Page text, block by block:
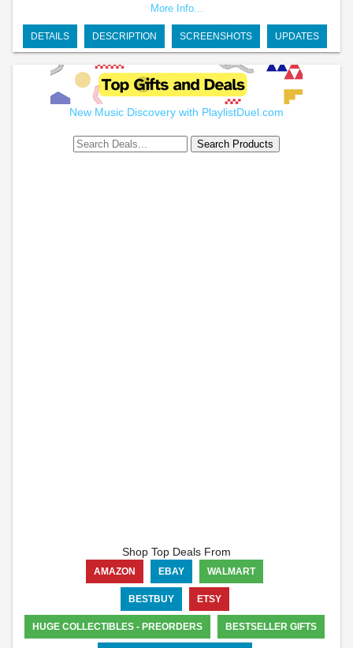
More Info...
DETAILS DESCRIPTION SCREENSHOTS UPDATES
New Music Discovery with PlaylistDuel.com
Shop Top Deals From
AMAZON EBAY WALMART
BESTBUY ETSY
HUGE COLLECTIBLES - PREORDERS BESTSELLER GIFTS